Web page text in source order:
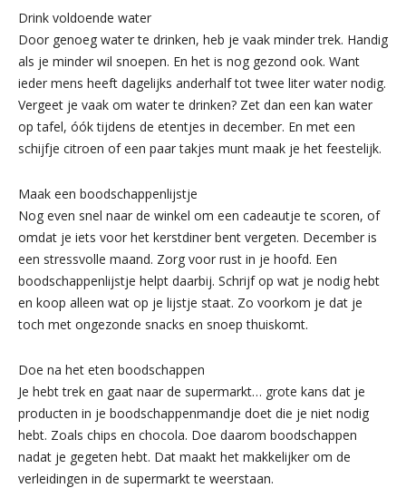
Drink voldoende water
Door genoeg water te drinken, heb je vaak minder trek. Handig
als je minder wil snoepen. En het is nog gezond ook. Want
ieder mens heeft dagelijks anderhalf tot twee liter water nodig.
Vergeet je vaak om water te drinken? Zet dan een kan water
op tafel, óók tijdens de etentjes in december. En met een
schijfje citroen of een paar takjes munt maak je het feestelijk.
Maak een boodschappenlijstje
Nog even snel naar de winkel om een cadeautje te scoren, of
omdat je iets voor het kerstdiner bent vergeten. December is
een stressvolle maand. Zorg voor rust in je hoofd. Een
boodschappenlijstje helpt daarbij. Schrijf op wat je nodig hebt
en koop alleen wat op je lijstje staat. Zo voorkom je dat je
toch met ongezonde snacks en snoep thuiskomt.
Doe na het eten boodschappen
Je hebt trek en gaat naar de supermarkt… grote kans dat je
producten in je boodschappenmandje doet die je niet nodig
hebt. Zoals chips en chocola. Doe daarom boodschappen
nadat je gegeten hebt. Dat maakt het makkelijker om de
verleidingen in de supermarkt te weerstaan.